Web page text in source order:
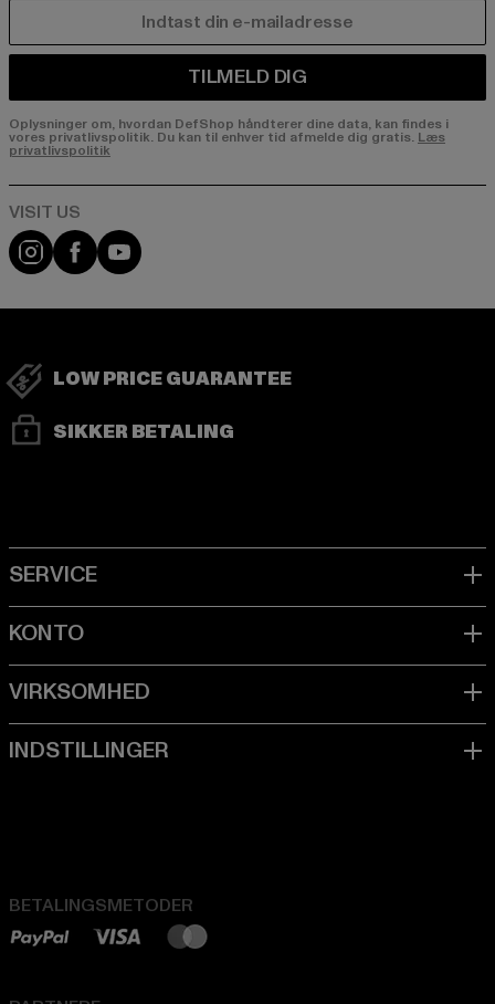
TILMELD DIG
Oplysninger om, hvordan DefShop håndterer dine data, kan findes i
vores privatlivspolitik. Du kan til enhver tid afmelde dig gratis. Læs
privatlivspolitik
Visit our Instagram page:
Visit our Facebook page:
Visit our YouTube channel:
LOW PRICE GUARANTEE
SIKKER BETALING
BETALINGSMETODER